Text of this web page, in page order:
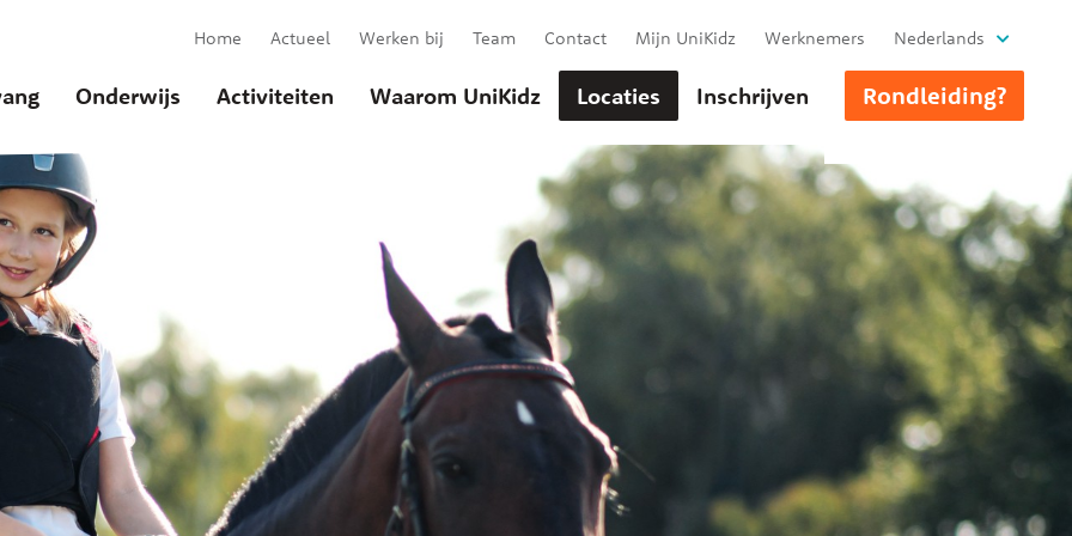
Onderwijs Activiteiten Waarom UniKidz Locaties Inschrijven Rondleiding?
Home Actueel Werken bij Team Contact Mijn UniKidz Werknemers Nederlands